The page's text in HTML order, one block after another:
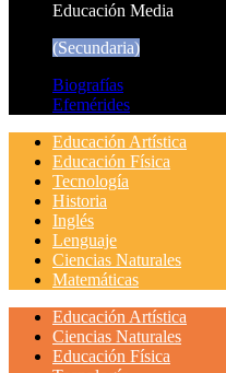
Educación Media
(Secundaria)
Biografías
Efemérides
Educación Artística
Educación Física
Tecnología
Historia
Inglés
Lenguaje
Ciencias Naturales
Matemáticas
Educación Artística
Ciencias Naturales
Educación Física